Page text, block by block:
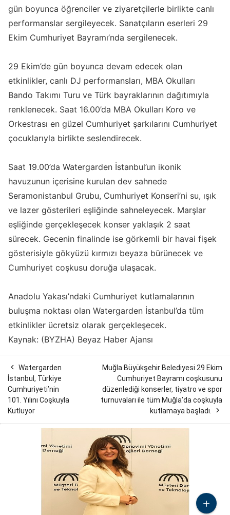
gün boyunca öğrenciler ve ziyaretçilerle birlikte canlı
performanslar sergileyecek. Sanatçıların eserleri 29
Ekim Cumhuriyet Bayramı’nda sergilenecek.
29 Ekim’de gün boyunca devam edecek olan
etkinlikler, canlı DJ performansları, MBA Okulları
Bando Takımı Turu ve Türk bayraklarının dağıtımıyla
renklenecek. Saat 16.00’da MBA Okulları Koro ve
Orkestrası en güzel Cumhuriyet şarkılarını Cumhuriyet
çocuklarıyla birlikte seslendirecek.
Saat 19.00’da Watergarden İstanbul’un ikonik
havuzunun içerisine kurulan dev sahnede
Seramonistanbul Grubu, Cumhuriyet Konseri’ni su, ışık
ve lazer gösterileri eşliğinde sahneleyecek. Marşlar
eşliğinde gerçekleşecek konser yaklaşık 2 saat
sürecek. Gecenin finalinde ise görkemli bir havai fişek
gösterisiyle gökyüzü kırmızı beyaza bürünecek ve
Cumhuriyet coşkusu doruğa ulaşacak.
Anadolu Yakası’ndaki Cumhuriyet kutlamalarının
buluşma noktası olan Watergarden İstanbul’da tüm
etkinlikler ücretsiz olarak gerçekleşecek.
Kaynak: (BYZHA) Beyaz Haber Ajansı
 Watergarden
İstanbul, Türkiye
Cumhuriyeti’nin
101. Yılını Coşkuyla
Kutluyor
Muğla Büyükşehir Belediyesi 29 Ekim
Cumhuriyet Bayramı coşkusunu
düzenlediği konserler, tiyatro ve spor
turnuvaları ile tüm Muğla’da coşkuyla
kutlamaya başladı.

